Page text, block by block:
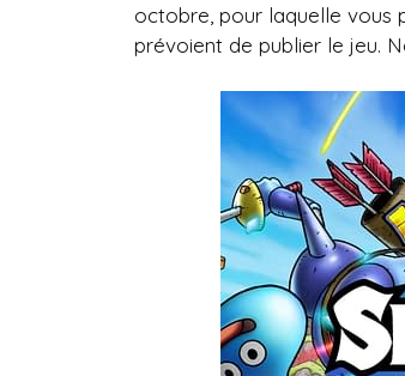
octobre, pour laquelle vous
prévoient de publier le jeu.